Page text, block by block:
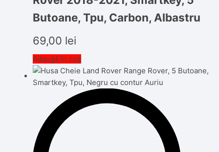
Butoane, Tpu, Carbon, Albastru
69,00 lei
Adaugă în coș